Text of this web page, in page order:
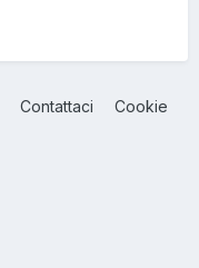
Contattaci Cookie